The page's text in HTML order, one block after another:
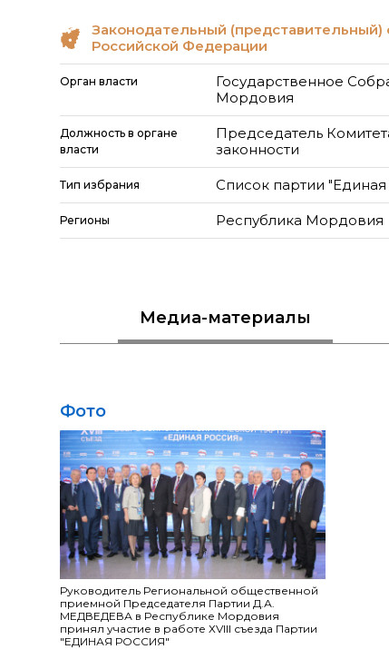
Законодательный (представительный)
Российской Федерации
Орган власти
Государственное
Мордовия
Должность в органе
власти
Председатель
законности
Тип избрания Список партии "Единая
Регионы Республика Мордовия
Медиа-материалы
Фото
Руководитель Региональной общественной
приемной Председателя Партии Д.А.
МЕДВЕДЕВА в Республике Мордовия
принял участие в работе ХVIII съезда Партии
"ЕДИНАЯ РОССИЯ"